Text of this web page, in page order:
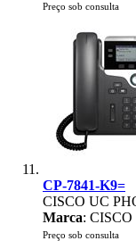
Preço sob consulta
CP-7841-K9=
CISCO UC
Marca: CISCO
Preço sob consulta